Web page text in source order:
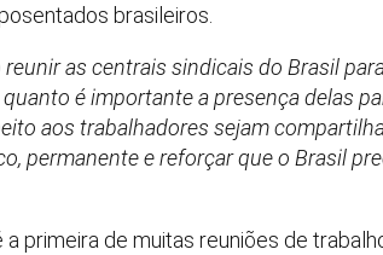
brasileiros.
reunir as centrais sindicais do Brasil
é importante a presença delas
aos trabalhadores sejam
permanente e reforçar que o Brasil
primeira de muitas reuniões de